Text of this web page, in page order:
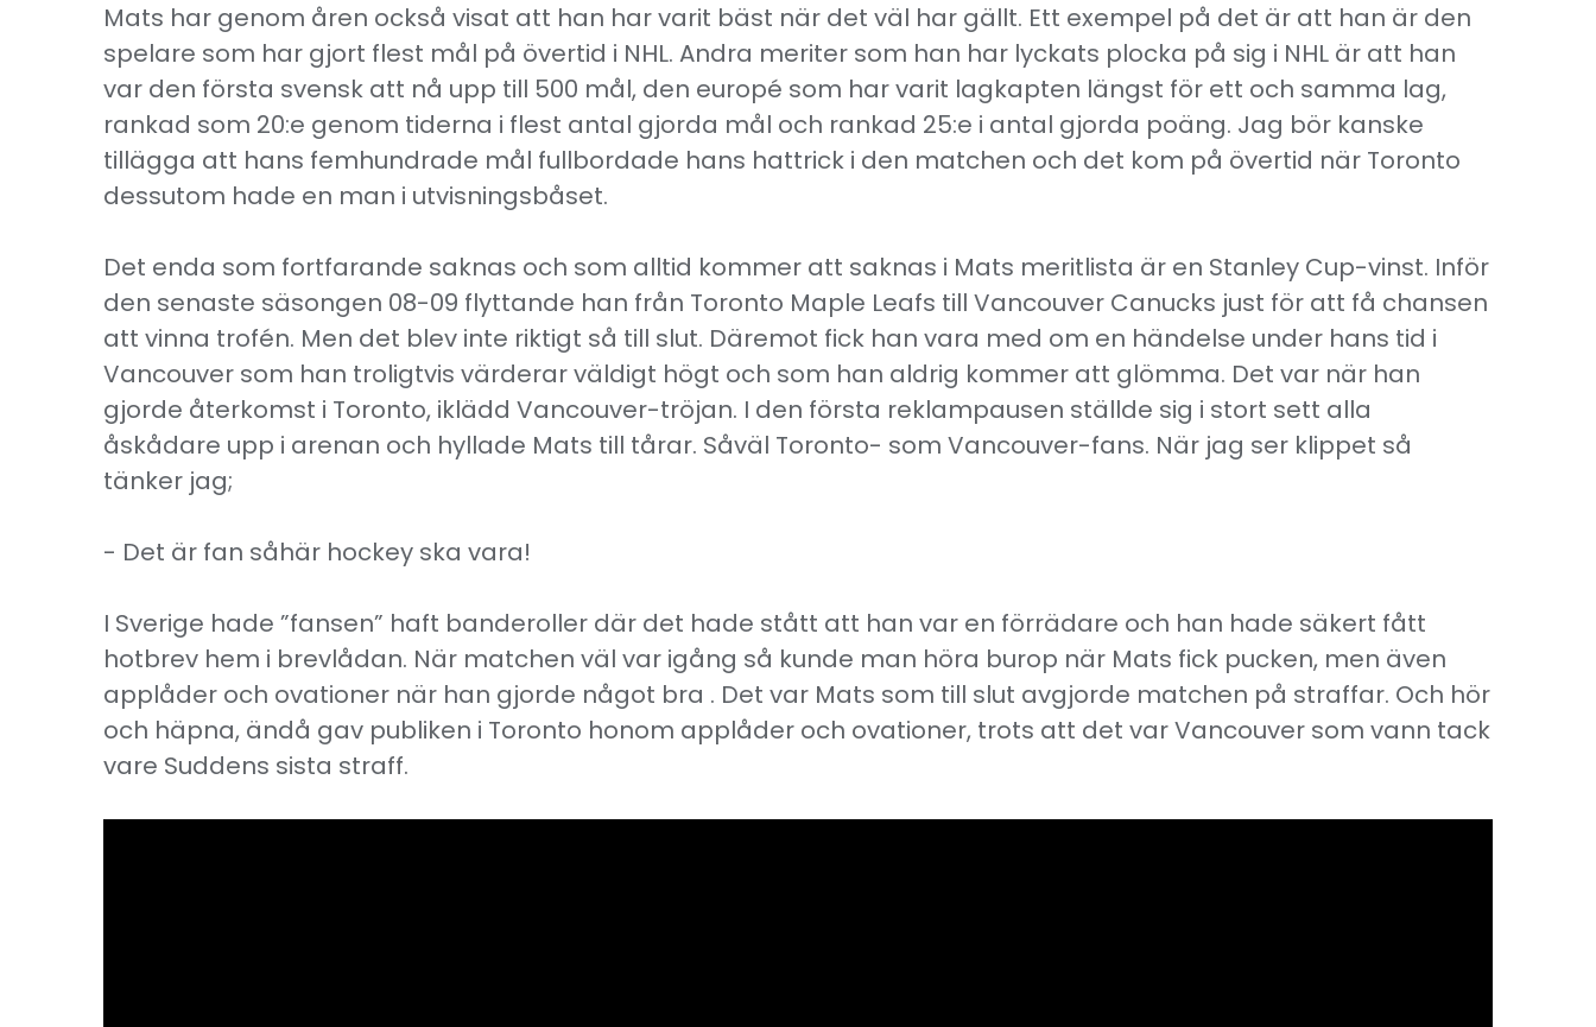
Mats har genom åren också visat att han har varit bäst när det väl har gällt. Ett exempel på det är att han är den
spelare som har gjort flest mål på övertid i NHL. Andra meriter som han har lyckats plocka på sig i NHL är att han
var den första svensk att nå upp till 500 mål, den europé som har varit lagkapten längst för ett och samma lag,
rankad som 20:e genom tiderna i flest antal gjorda mål och rankad 25:e i antal gjorda poäng. Jag bör kanske
tillägga att hans femhundrade mål fullbordade hans hattrick i den matchen och det kom på övertid när Toronto
dessutom hade en man i utvisningsbåset.
Det enda som fortfarande saknas och som alltid kommer att saknas i Mats meritlista är en Stanley Cup-vinst. Inför
den senaste säsongen 08-09 flyttande han från Toronto Maple Leafs till Vancouver Canucks just för att få chansen
att vinna trofén. Men det blev inte riktigt så till slut. Däremot fick han vara med om en händelse under hans tid i
Vancouver som han troligtvis värderar väldigt högt och som han aldrig kommer att glömma. Det var när han
gjorde återkomst i Toronto, iklädd Vancouver-tröjan. I den första reklampausen ställde sig i stort sett alla
åskådare upp i arenan och hyllade Mats till tårar. Såväl Toronto- som Vancouver-fans. När jag ser klippet så
tänker jag;
- Det är fan såhär hockey ska vara!
I Sverige hade ”fansen” haft banderoller där det hade stått att han var en förrädare och han hade säkert fått
hotbrev hem i brevlådan. När matchen väl var igång så kunde man höra burop när Mats fick pucken, men även
applåder och ovationer när han gjorde något bra . Det var Mats som till slut avgjorde matchen på straffar. Och hör
och häpna, ändå gav publiken i Toronto honom applåder och ovationer, trots att det var Vancouver som vann tack
vare Suddens sista straff.